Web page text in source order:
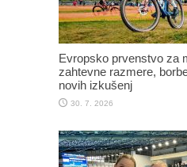
Evropsko prvenstvo za
zahtevne razmere,
novih izkušenj
30. 7. 2026